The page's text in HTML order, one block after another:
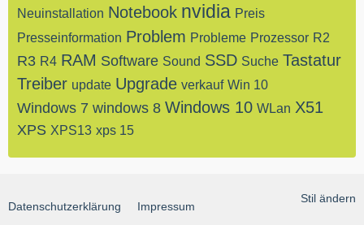
Neuinstallation Notebook nvidia Preis
Presseinformation Problem Probleme Prozessor R2
R3 R4 RAM Software Sound SSD Suche Tastatur
Treiber update Upgrade verkauf Win 10
Windows 7 windows 8 Windows 10 WLan X51
XPS XPS13 xps 15
Stil ändern
Datenschutzerklärung Impressum